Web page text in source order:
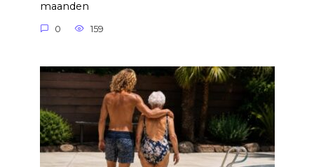
maanden
0 159